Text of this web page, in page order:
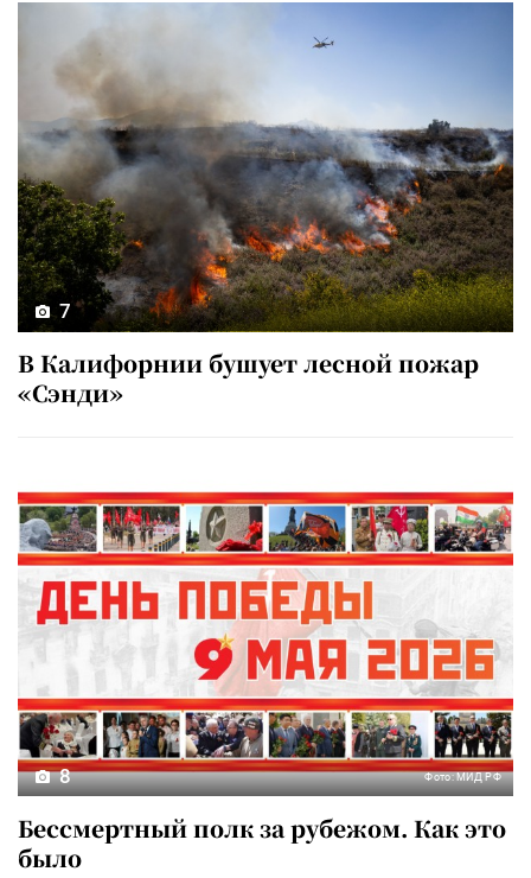
7
В Калифорнии бушует лесной пожар
«Сэнди»
8 Фото: МИД РФ
Бессмертный полк за рубежом. Как это
было